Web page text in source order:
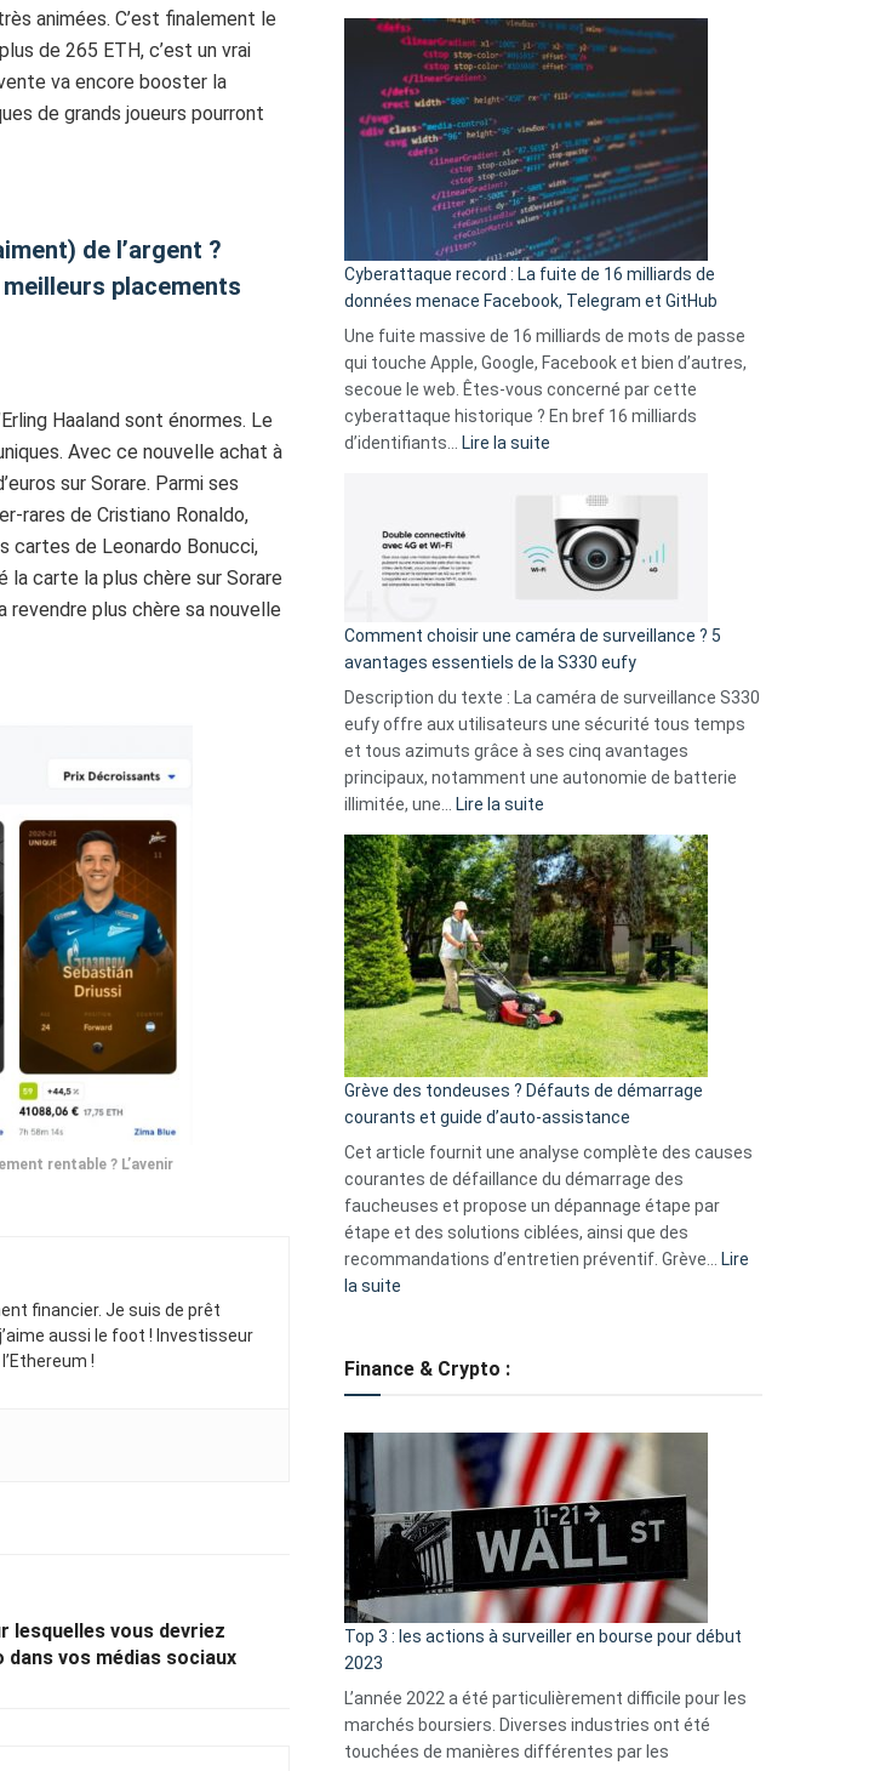
animées. C’est finalement le
de 265 ETH, c’est un vrai
va encore booster la
de grands joueurs pourront
de l’argent ?
placements
Haaland sont énormes. Le
Avec ce nouvelle achat à
sur Sorare. Parmi ses
rares de Cristiano Ronaldo,
cartes de Leonardo Bonucci,
la carte la plus chère sur Sorare
revendre plus chère sa nouvelle
rentable ? L’avenir
financier. Je suis de prêt
aussi le foot ! Investisseur
!
lesquelles vous devriez
dans vos médias sociaux
sans-
abri
en
3
secondes
Wrapped
2025
est
:
Le
Wrapped
Party
pour
comparer
vos
goûts
musicaux
avec
9
amis
Cyberattaque record : La fuite de 16 milliards de
données menace Facebook, Telegram et GitHub
Une fuite massive de 16 milliards de mots de passe
qui touche Apple, Google, Facebook et bien d’autres,
secoue le web. Êtes-vous concerné par cette
cyberattaque historique ? En bref 16 milliards
d’identifiants…
Lire la suite
record
La
fuite
16
milliards
données
menace
Facebook,
Telegram
GitHub
Comment choisir une caméra de surveillance ? 5
avantages essentiels de la S330 eufy
Description du texte : La caméra de surveillance S330
eufy offre aux utilisateurs une sécurité tous temps
et tous azimuts grâce à ses cinq avantages
principaux, notamment une autonomie de batterie
illimitée, une…
Lire la suite
choisir
une
caméra
de
surveillance
?
5
avantages
essentiels
de
la
S330
eufy
Grève des tondeuses ? Défauts de démarrage
courants et guide d’auto-assistance
Cet article fournit une analyse complète des causes
courantes de défaillance du démarrage des
faucheuses et propose un dépannage étape par
étape et des solutions ciblées, ainsi que des
recommandations d’entretien préventif. Grève…
Lire
la suite
tondeuses
démarrage
courants
et
guide
d’auto-
assistance
Finance & Crypto :
Top 3 : les actions à surveiller en bourse pour début
2023
L’année 2022 a été particulièrement difficile pour les
marchés boursiers. Diverses industries ont été
touchées de manières différentes par les